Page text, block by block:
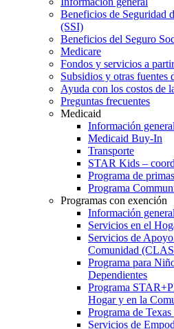
Beneficios de Seguridad
(SSI)
Beneficios del Seguro
Medicare
Fondos y servicios a
Subsidios y otras fuentes
Ayuda con los costos de
Preguntas frecuentes
Medicaid
Información general
Medicaid Buy-In
Transporte
STAR Kids –
Programa de
Programa
Programas con exención
Información general
Servicios en el
Servicios de
Comunidad
Programa para
Dependientes
Programa
Hogar y en la
Programa de
Servicios de